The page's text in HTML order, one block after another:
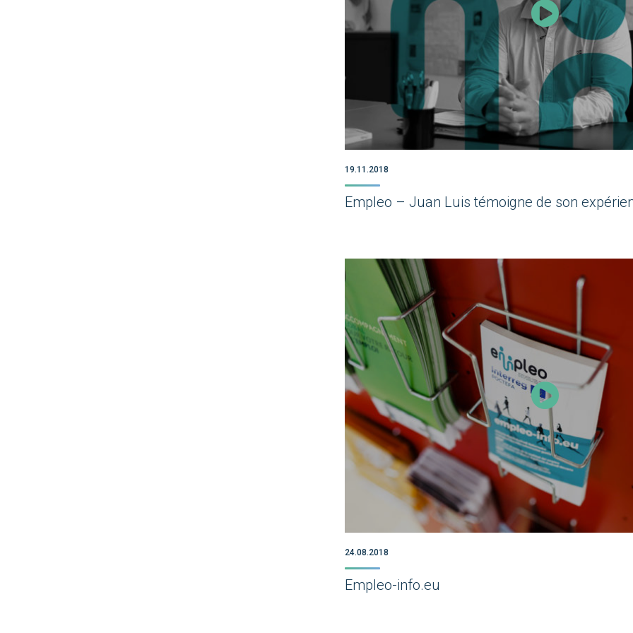
19.11.2018
Empleo – Juan Luis témoigne de son
24.08.2018
Empleo-info.eu